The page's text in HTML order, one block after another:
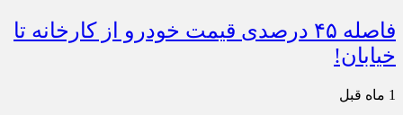
فاصله ۴۵ درصدی قیمت خودرو از کارخانه تا
خیابان!
1 ماه قبل